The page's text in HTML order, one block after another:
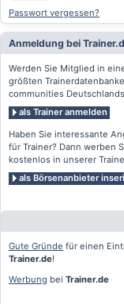
Passwort vergessen?
Anmeldung bei
Werden Sie Mitglied in
größten
communities
als Trainer anmelden
Haben Sie interessante
für Trainer? Dann werben
kostenlos in unserer
als Börsenanbieter
Gute Gründe für einen
Trainer.de!
Werbung bei Trainer.de